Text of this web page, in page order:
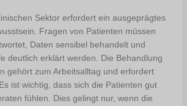
Sektor erfordert ein ausgeprägtes
Fragen von Patienten müssen
Daten sensibel behandelt und
deutlich erklärt werden. Die Behandlung
gehört zum Arbeitsalltag und erfordert
ist wichtig, dass sich die Patienten gut
fühlen. Dies gelingt nur, wenn die